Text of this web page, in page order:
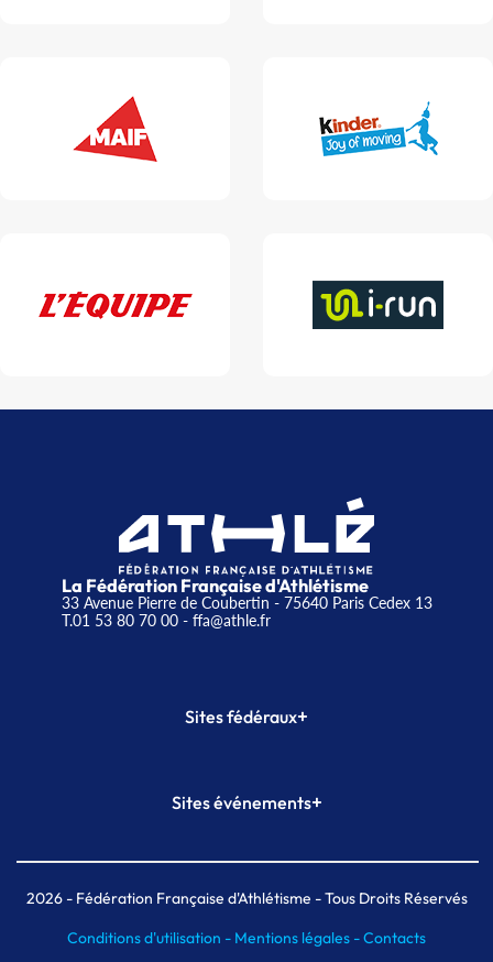
La Fédération Française d'Athlétisme
33 Avenue Pierre de Coubertin - 75640 Paris Cedex 13
T.01 53 80 70 00- ffa@athle.fr
Sites fédéraux+
Plateforme Formation
Sites événements+
Meeting de Paris indoor
MAIF Ekiden de Paris
2026- Fédération Française d'Athlétisme - Tous Droits Réservés
Conditions d'utilisation - Mentions légales -Contacts